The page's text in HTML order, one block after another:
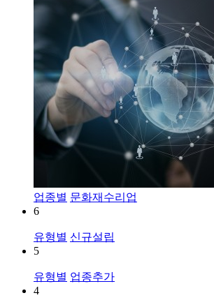
업종별 문화재수리업
6
유형별 신규설립
5
유형별 업종추가
4